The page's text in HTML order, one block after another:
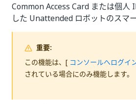
Common Access Card または個人
した Unattended ロボットのスマ
重要:
この機能は、[ コンソールへログイ
されている場合にのみ機能します。